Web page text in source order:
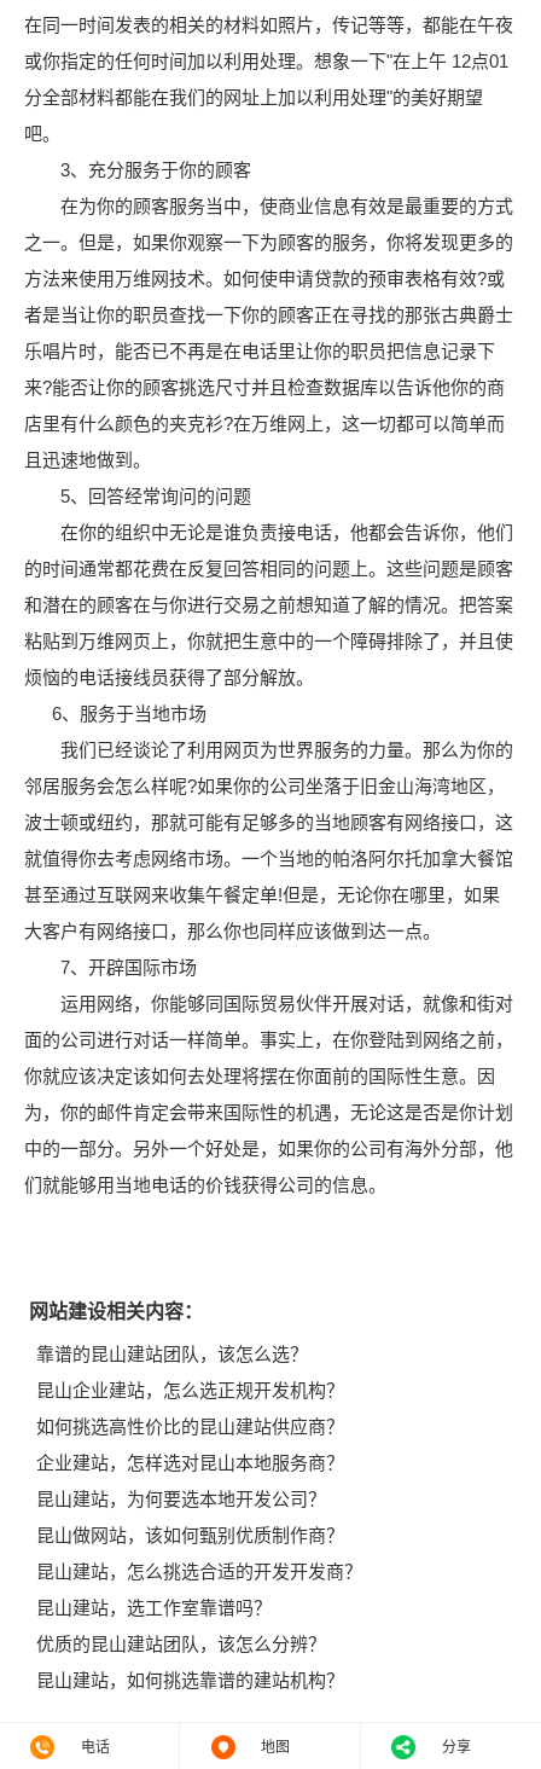
在同一时间发表的相关的材料如照片，传记等等，都能在午夜
或你指定的任何时间加以利用处理。想象一下"在上午 12点01
分全部材料都能在我们的网址上加以利用处理"的美好期望
吧。
3、充分服务于你的顾客
在为你的顾客服务当中，使商业信息有效是最重要的方式
之一。但是，如果你观察一下为顾客的服务，你将发现更多的
方法来使用万维网技术。如何使申请贷款的预审表格有效?或
者是当让你的职员查找一下你的顾客正在寻找的那张古典爵士
乐唱片时，能否已不再是在电话里让你的职员把信息记录下
来?能否让你的顾客挑选尺寸并且检查数据库以告诉他你的商
店里有什么颜色的夹克衫?在万维网上，这一切都可以简单而
且迅速地做到。
5、回答经常询问的问题
在你的组织中无论是谁负责接电话，他都会告诉你，他们
的时间通常都花费在反复回答相同的问题上。这些问题是顾客
和潜在的顾客在与你进行交易之前想知道了解的情况。把答案
粘贴到万维网页上，你就把生意中的一个障碍排除了，并且使
烦恼的电话接线员获得了部分解放。
6、服务于当地市场
我们已经谈论了利用网页为世界服务的力量。那么为你的
邻居服务会怎么样呢?如果你的公司坐落于旧金山海湾地区，
波士顿或纽约，那就可能有足够多的当地顾客有网络接口，这
就值得你去考虑网络市场。一个当地的帕洛阿尔托加拿大餐馆
甚至通过互联网来收集午餐定单!但是，无论你在哪里，如果
大客户有网络接口，那么你也同样应该做到达一点。
7、开辟国际市场
运用网络，你能够同国际贸易伙伴开展对话，就像和街对
面的公司进行对话一样简单。事实上，在你登陆到网络之前，
你就应该决定该如何去处理将摆在你面前的国际性生意。因
为，你的邮件肯定会带来国际性的机遇，无论这是否是你计划
中的一部分。另外一个好处是，如果你的公司有海外分部，他
们就能够用当地电话的价钱获得公司的信息。
网站建设相关内容：
靠谱的昆山建站团队，该怎么选？
昆山企业建站，怎么选正规开发机构？
如何挑选高性价比的昆山建站供应商？
企业建站，怎样选对昆山本地服务商？
昆山建站，为何要选本地开发公司？
昆山做网站，该如何甄别优质制作商？
昆山建站，怎么挑选合适的开发开发商？
昆山建站，选工作室靠谱吗？
优质的昆山建站团队，该怎么分辨？
昆山建站，如何挑选靠谱的建站机构？
电话 地图 分享